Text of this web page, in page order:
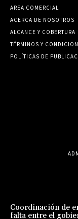
AREA COMERCIAL
ACERCA DE NOSOTROS
ALCANCE Y COBERTURA
TÉRMINOS Y
POLÍTICAS DE
Coordinación de
falta entre el